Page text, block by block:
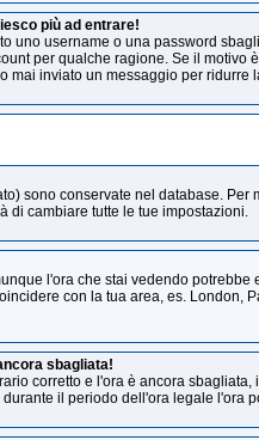
più ad entrare!
uno username o una password
per qualche ragione. Se il
mai inviato un messaggio per
sono conservate nel database.
di cambiare tutte le tue impostazioni.
l'ora che stai vedendo
con la tua area, es. London,
sbagliata!
corretto e l'ora è ancora
il periodo dell'ora legale l'ora